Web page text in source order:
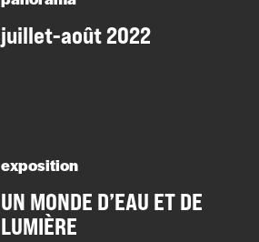
juillet-août 2022
exposition
UN MONDE D’EAU ET DE
LUMIÈRE